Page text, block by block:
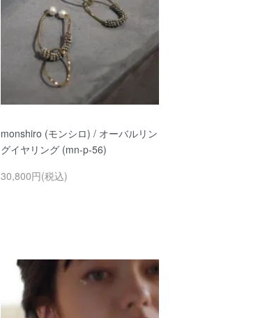
monshiro (モンシロ) / オーバルリン
グイヤリング (mn-p-56)
30,800円(税込)